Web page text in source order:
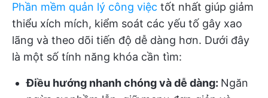
Phần mềm quản lý công việc tốt nhất giúp giảm
thiểu xích mích, kiểm soát các yếu tố gây xao
lãng và theo dõi tiến độ dễ dàng hơn. Dưới đây
là một số tính năng khóa cần tìm:
Điều hướng nhanh chóng và dễ dàng: Ngăn